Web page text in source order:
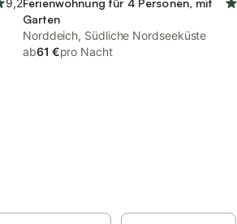
9,2Ferienwohnung für 4 Personen, mit
Garten
Norddeich, Südliche Nordseeküste
ab61 €pro Nacht